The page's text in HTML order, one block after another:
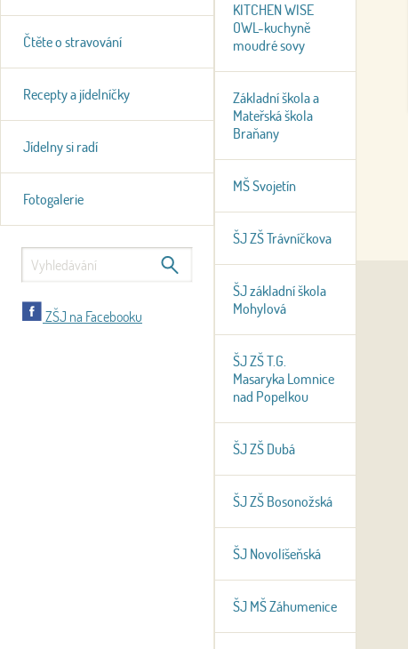
Čtěte o stravování
Recepty a jídelníčky
Jídelny si radí
Fotogalerie
ZŠJ na Facebooku
KITCHEN WISE
OWL-kuchyně
moudré sovy
Základní škola a
Mateřská škola
Braňany
MŠ Svojetín
ŠJ ZŠ Trávníčkova
ŠJ základní škola
Mohylová
ŠJ ZŠ T.G.
Masaryka Lomnice
nad Popelkou
ŠJ ZŠ Dubá
ŠJ ZŠ Bosonožská
ŠJ Novolíšeňská
ŠJ MŠ Záhumenice